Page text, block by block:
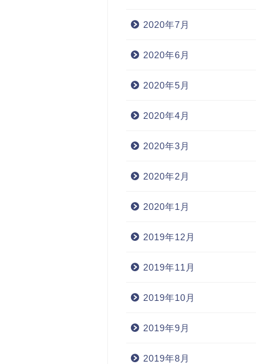
2020年7月
2020年6月
2020年5月
2020年4月
2020年3月
2020年2月
2020年1月
2019年12月
2019年11月
2019年10月
2019年9月
2019年8月